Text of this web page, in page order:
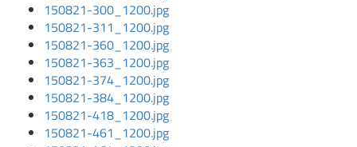
150821-300_1200.jpg
150821-311_1200.jpg
150821-360_1200.jpg
150821-363_1200.jpg
150821-374_1200.jpg
150821-384_1200.jpg
150821-418_1200.jpg
150821-461_1200.jpg